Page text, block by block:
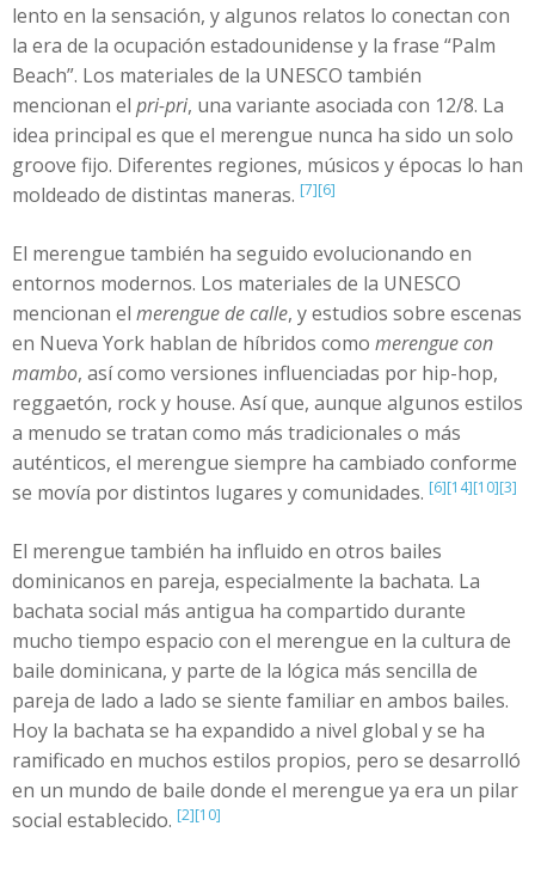
lento en la sensación, y algunos relatos lo conectan con
la era de la ocupación estadounidense y la frase “Palm
Beach”. Los materiales de la UNESCO también
mencionan el pri-pri, una variante asociada con 12/8. La
idea principal es que el merengue nunca ha sido un solo
groove fijo. Diferentes regiones, músicos y épocas lo han
moldeado de distintas maneras. [7][6]
El merengue también ha seguido evolucionando en
entornos modernos. Los materiales de la UNESCO
mencionan el merengue de calle, y estudios sobre escenas
en Nueva York hablan de híbridos como merengue con
mambo, así como versiones influenciadas por hip-hop,
reggaetón, rock y house. Así que, aunque algunos estilos
a menudo se tratan como más tradicionales o más
auténticos, el merengue siempre ha cambiado conforme
se movía por distintos lugares y comunidades. [6][14][10][3]
El merengue también ha influido en otros bailes
dominicanos en pareja, especialmente la bachata. La
bachata social más antigua ha compartido durante
mucho tiempo espacio con el merengue en la cultura de
baile dominicana, y parte de la lógica más sencilla de
pareja de lado a lado se siente familiar en ambos bailes.
Hoy la bachata se ha expandido a nivel global y se ha
ramificado en muchos estilos propios, pero se desarrolló
en un mundo de baile donde el merengue ya era un pilar
social establecido. [2][10]